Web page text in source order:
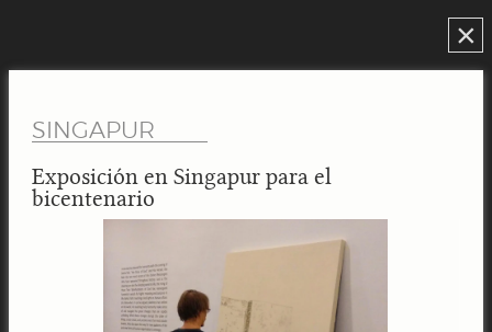
×
SINGAPUR
Exposición en Singapur para el
bicentenario